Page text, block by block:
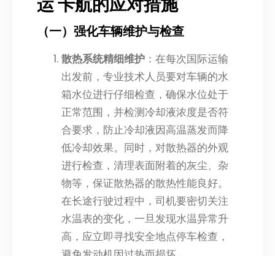
运 卡航的应对措施
（一）强化车辆维护与检查
散热系统精细维护 ：在每次国际运输
出发前，专业技术人员要对车辆的水
箱水位进行仔细检查，确保水位处于
正常范围，并检测冷却液浓度是否符
合要求，防止冷却液因高温蒸发而降
低冷却效果。同时，对散热器的外观
进行检查，清理表面附着的灰尘、杂
物等，保证散热器的散热性能良好。
在长途行驶过程中，司机要密切关注
水温表的变化，一旦发现水温异常升
高，应立即寻找安全地点停车检查，